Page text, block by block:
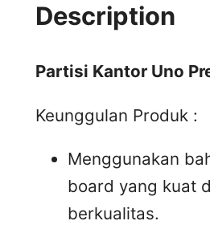
Description
Partisi Kantor Uno
Keunggulan Produk :
Menggunakan
board yang kuat
berkualitas.